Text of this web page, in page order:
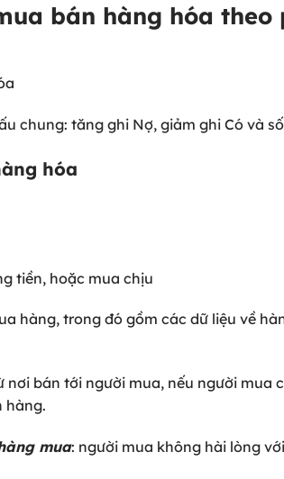
bán hàng hóa
chung: tăng ghi Nợ, giảm ghi Có và
hóa
tiền, hoặc mua chịu
hàng, trong đó gồm các dữ liệu về
nơi bán tới người mua, nếu người mua
hàng.
mua: người mua không hài lòng